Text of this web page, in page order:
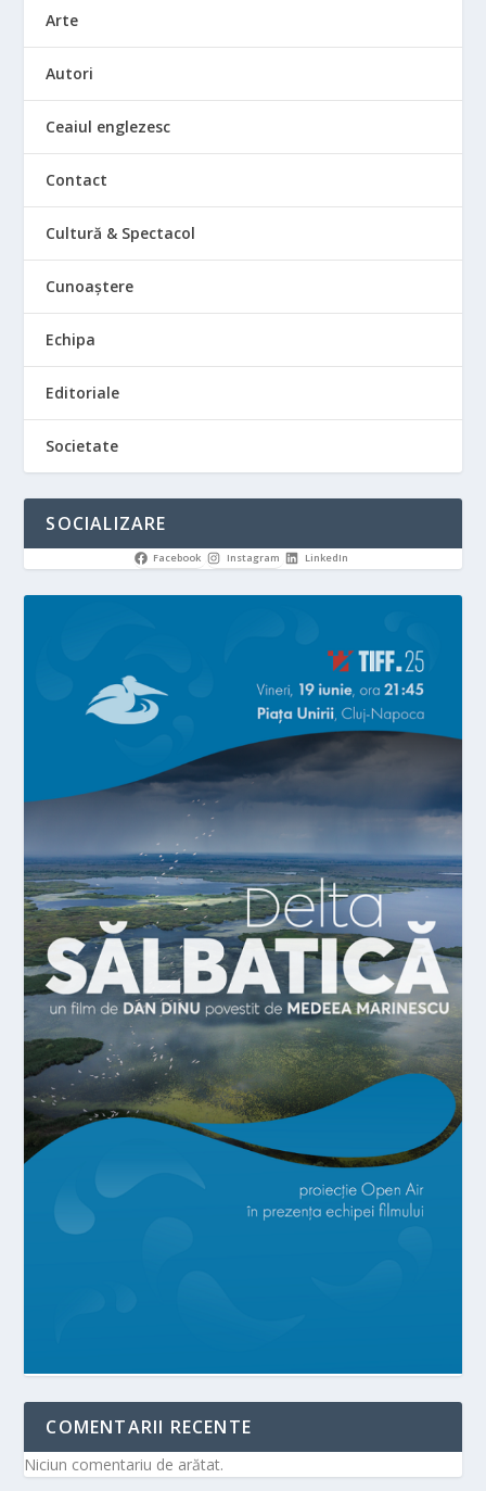
Arte
Autori
Ceaiul englezesc
Contact
Cultură & Spectacol
Cunoaștere
Echipa
Editoriale
Societate
SOCIALIZARE
Facebook Instagram LinkedIn
COMENTARII RECENTE
Niciun comentariu de arătat.